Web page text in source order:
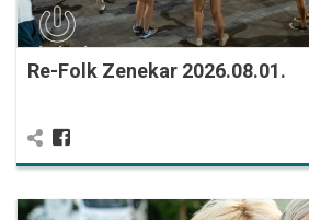
Re-Folk Zenekar 2026.08.01.